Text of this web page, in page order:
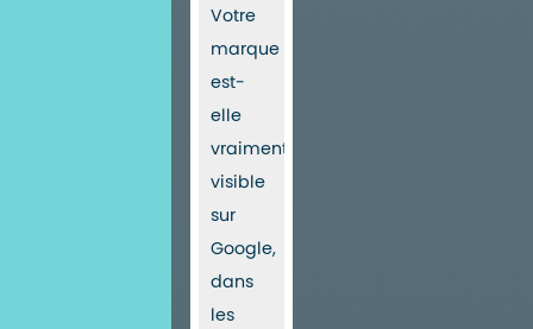
Votre
marque
est-
elle
vraiment
visible
sur
Google,
dans
les